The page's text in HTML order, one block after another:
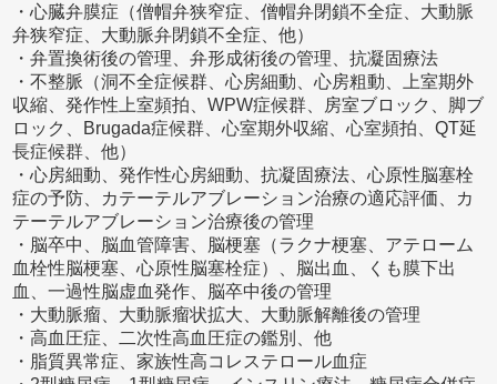
・心臓弁膜症（僧帽弁狭窄症、僧帽弁閉鎖不全症、大動脈
弁狭窄症、大動脈弁閉鎖不全症、他）
・弁置換術後の管理、弁形成術後の管理、抗凝固療法
・不整脈（洞不全症候群、心房細動、心房粗動、上室期外
収縮、発作性上室頻拍、WPW症候群、房室ブロック、脚ブ
ロック、Brugada症候群、心室期外収縮、心室頻拍、QT延
長症候群、他）
・心房細動、発作性心房細動、抗凝固療法、心原性脳塞栓
症の予防、カテーテルアブレーション治療の適応評価、カ
テーテルアブレーション治療後の管理
・脳卒中、脳血管障害、脳梗塞（ラクナ梗塞、アテローム
血栓性脳梗塞、心原性脳塞栓症）、脳出血、くも膜下出
血、一過性脳虚血発作、脳卒中後の管理
・大動脈瘤、大動脈瘤状拡大、大動脈解離後の管理
・高血圧症、二次性高血圧症の鑑別、他
・脂質異常症、家族性高コレステロール血症